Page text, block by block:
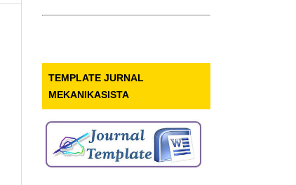
TEMPLATE JURNAL
MEKANIKASISTA